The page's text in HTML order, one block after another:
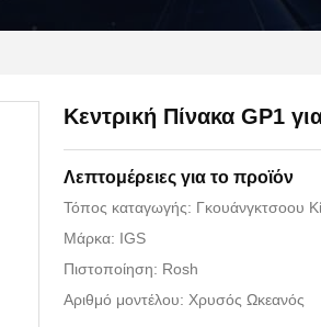
Κεντρική Πίνακα GP1
Λεπτομέρειες για το προϊόν
Τόπος καταγωγής: Γκουάνγκτσοου
Μάρκα: IGS
Πιστοποίηση: Rosh
Αριθμό μοντέλου: Χρυσός Ωκεανός